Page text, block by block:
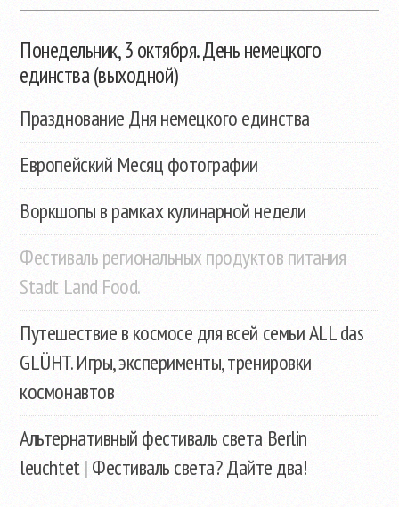
Понедельник, 3 октября. День немецкого
единства (выходной)
Празднование Дня немецкого единства
Европейский Месяц фотографии
Воркшопы в рамках кулинарной недели
Фестиваль региональных продуктов питания
Stadt Land Food.
Путешествие в космосе для всей семьи ALL das
GLÜHT. Игры, эксперименты, тренировки
космонавтов
Альтернативный фестиваль света Berlin
leuchtet|Фестиваль света? Дайте два!